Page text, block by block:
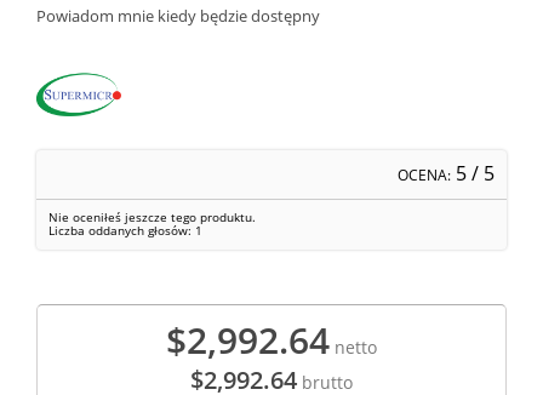
Powiadom mnie kiedy będzie dostępny
OCENA: 5/ 5
Nie oceniłeś jeszcze tego produktu.
Liczba oddanych głosów: 1
$2,992.64 netto
$2,992.64 brutto